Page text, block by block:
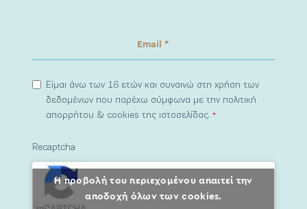
Είμαι άνω των 16 ετών και συναινώ στη χρήση των
δεδομένων που παρέχω σύμφωνα με την πολιτική
απορρήτου & cookies της ιστοσελίδας.*
Recaptcha
Η προβολή του περιεχομένου απαιτεί την
αποδοχή όλων των cookies.